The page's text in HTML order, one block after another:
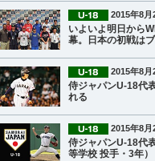
2015年8月
いよいよ明日から
幕。日本の初戦は
2015年8月
侍ジャパンU-18代
れる
2015年8月
侍ジャパンU-18代
等学校 投手・3年）